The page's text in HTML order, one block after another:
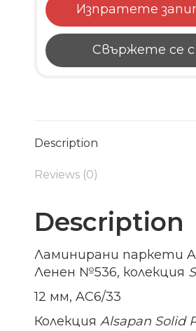
Изпратете
Свържете се с
Description
Reviews (0)
Description
Ламинирани паркети
Ленен №536, колекция
12 мм, AC6/33
КолекцияAlsapan Solid